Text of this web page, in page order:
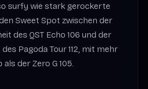
surfy wie stark gerockerte
Sweet Spot zwischen der
des QST Echo 106 und der
Pagoda Tour 112, mit mehr
der Zero G 105.